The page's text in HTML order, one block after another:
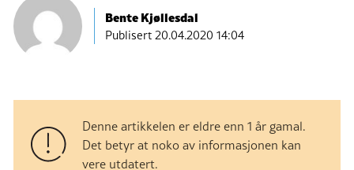
Bente Kjøllesdal
Publisert20.04.2020 14:04
Denne artikkelen er eldre enn 1 år gamal.
Det betyr at noko av informasjonen kan
vere utdatert.